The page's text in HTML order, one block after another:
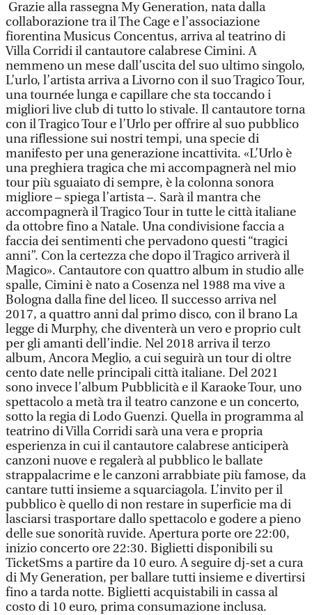
Grazie alla rassegna My Generation, nata dalla
collaborazione tra il The Cage e l’associazione
fiorentina Musicus Concentus, arriva al teatrino di
Villa Corridi il cantautore calabrese Cimini. A
nemmeno un mese dall’uscita del suo ultimo singolo,
L’urlo, l’artista arriva a Livorno con il suo Tragico Tour,
una tournée lunga e capillare che sta toccando i
migliori live club di tutto lo stivale. Il cantautore torna
con il Tragico Tour e l’Urlo per offrire al suo pubblico
una riflessione sui nostri tempi, una specie di
manifesto per una generazione incattivita. «L’Urlo è
una preghiera tragica che mi accompagnerà nel mio
tour più sguaiato di sempre, è la colonna sonora
migliore – spiega l’artista –. Sarà il mantra che
accompagnerà il Tragico Tour in tutte le città italiane
da ottobre fino a Natale. Una condivisione faccia a
faccia dei sentimenti che pervadono questi “tragici
anni”. Con la certezza che dopo il Tragico arriverà il
Magico». Cantautore con quattro album in studio alle
spalle, Cimini è nato a Cosenza nel 1988 ma vive a
Bologna dalla fine del liceo. Il successo arriva nel
2017, a quattro anni dal primo disco, con il brano La
legge di Murphy, che diventerà un vero e proprio cult
per gli amanti dell’indie. Nel 2018 arriva il terzo
album, Ancora Meglio, a cui seguirà un tour di oltre
cento date nelle principali città italiane. Del 2021
sono invece l’album Pubblicità e il Karaoke Tour, uno
spettacolo a metà tra il teatro canzone e un concerto,
sotto la regia di Lodo Guenzi. Quella in programma al
teatrino di Villa Corridi sarà una vera e propria
esperienza in cui il cantautore calabrese anticiperà
canzoni nuove e regalerà al pubblico le ballate
strappalacrime e le canzoni arrabbiate più famose, da
cantare tutti insieme a squarciagola. L’invito per il
pubblico è quello di non restare in superficie ma di
lasciarsi trasportare dallo spettacolo e godere a pieno
delle sue sonorità ruvide. Apertura porte ore 22:00,
inizio concerto ore 22:30. Biglietti disponibili su
TicketSms a partire da 10 euro. A seguire dj-set a cura
di My Generation, per ballare tutti insieme e divertirsi
fino a tarda notte. Biglietti acquistabili in cassa al
costo di 10 euro, prima consumazione inclusa.